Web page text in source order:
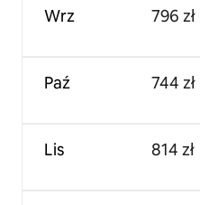
Wrz
Paź
Lis
796 zł
744 zł
814 zł